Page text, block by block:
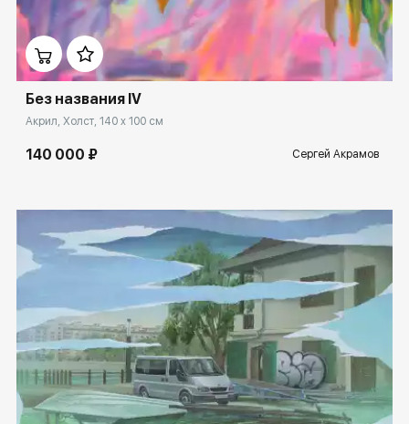
Домен: ekb.rakovgallery.ru
Без названия IV
Акрил, Холст, 140 x 100 см
140 000 ₽ Сергей Акрамов